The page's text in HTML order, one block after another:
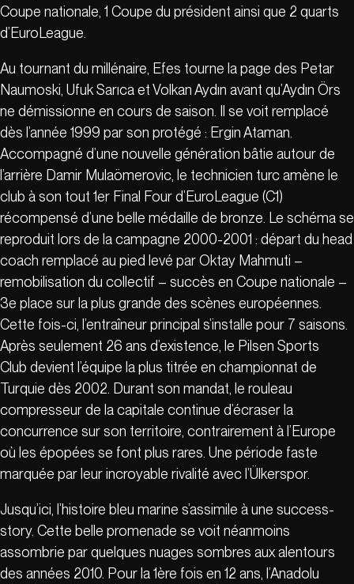
Coupe nationale, 1 Coupe du président ainsi que 2 quarts
d’EuroLeague.
Au tournant du millénaire, Efes tourne la page des Petar
Naumoski, Ufuk Sarıca et Volkan Aydın avant qu’Aydın Örs
ne démissionne en cours de saison. Il se voit remplacé
dès l’année 1999 par son protégé : Ergin Ataman.
Accompagné d’une nouvelle génération bâtie autour de
l’arrière Damir Mulaömerovic, le technicien turc amène le
club à son tout 1er Final Four d’EuroLeague (C1)
récompensé d’une belle médaille de bronze. Le schéma se
reproduit lors de la campagne 2000-2001 : départ du head
coach remplacé au pied levé par Oktay Mahmuti –
remobilisation du collectif – succès en Coupe nationale –
3e place sur la plus grande des scènes européennes.
Cette fois-ci, l’entraîneur principal s’installe pour 7 saisons.
Après seulement 26 ans d’existence, le Pilsen Sports
Club devient l’équipe la plus titrée en championnat de
Turquie dès 2002. Durant son mandat, le rouleau
compresseur de la capitale continue d’écraser la
concurrence sur son territoire, contrairement à l’Europe
où les épopées se font plus rares. Une période faste
marquée par leur incroyable rivalité avec l’Ülkerspor.
Jusqu’ici, l’histoire bleu marine s’assimile à une success-
story. Cette belle promenade se voit néanmoins
assombrie par quelques nuages sombres aux alentours
des années 2010. Pour la 1ère fois en 12 ans, l’Anadolu